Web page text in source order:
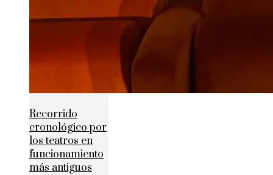
Recorrido
cronológico por
los teatros en
funcionamiento
más antiguos